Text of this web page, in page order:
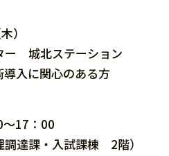
）
ー 城北ステーション
入に関心のある方
17：00
達課・入試課棟 2階）